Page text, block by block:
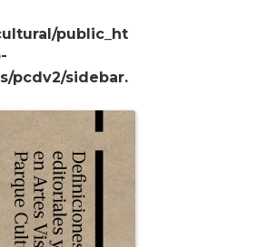
public_ht
pcdv2/sidebar.